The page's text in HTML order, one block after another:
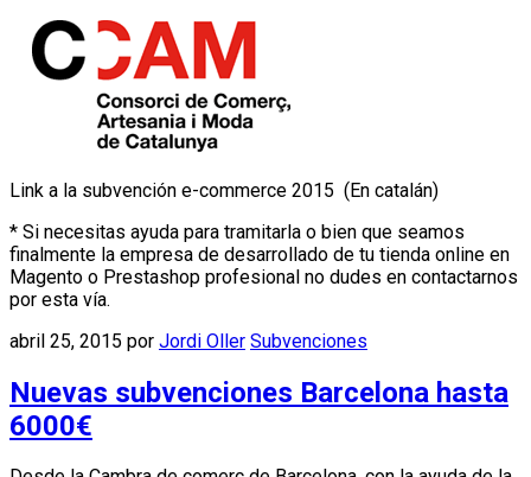
Link a la subvención e-commerce 2015 (En catalán)
* Si necesitas ayuda para tramitarla o bien que seamos
finalmente la empresa de desarrollado de tu tienda online en
Magento o Prestashop profesional no dudes en contactarnos
por esta vía.
abril 25, 2015 por Jordi Oller Subvenciones
Nuevas subvenciones Barcelona hasta
6000€